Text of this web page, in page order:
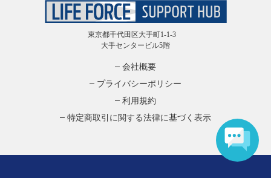
東京都千代田区大手町1-1-3
大手センタービル5階
会社概要
プライバシーポリシー
利用規約
特定商取引に関する法律に基づく表示